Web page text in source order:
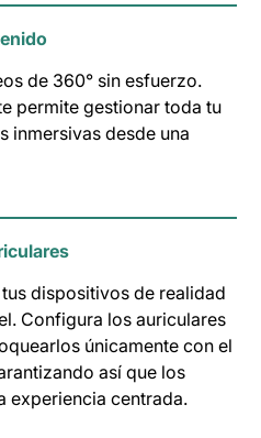
de 360° sin esfuerzo.
permite gestionar toda tu
inmersivas desde una
dispositivos de realidad
Configura los auriculares
únicamente con el
así que los
experiencia centrada.